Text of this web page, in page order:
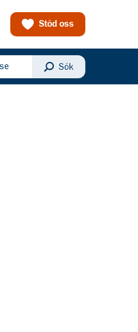
Stöd oss
Sök